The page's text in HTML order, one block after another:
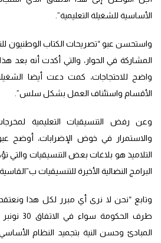
الأساسية للشغيلة التعليمية”.
واستحسن عبو “تصريحات الكتاب الوطنيون
المشاركة في الحوار، والتي أكدت أنه بعد
واضح للاحتجاجات، كمت دعت أيضا الشغيلة
الأقسام واستئناف العمل بشكل سلس”.
والاستمرار في خوض الإضرابات، أوضح
التلاميذ هو بلاغات بعض التنسيقيات والتي
البرامج النضالية الأخيرة للتنسيقيات
وتابع “نحن لا نرى أي مبرر لكل هذا
طرف
المبادئ وحسن النية بتجميد النظام